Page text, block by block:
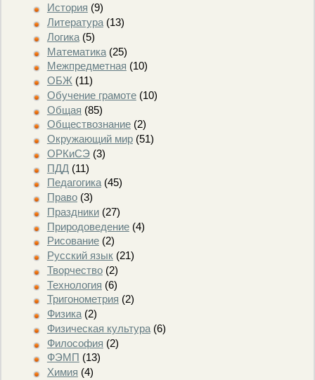
История (9)
Литература(13)
Логика(5)
Математика(25)
Межпредметная (10)
ОБЖ (11)
Обучение грамоте(10)
Общая (85)
Обществознание(2)
Окружающий мир(51)
ОРКиСЭ(3)
ПДД (11)
Педагогика(45)
Право(3)
Праздники(27)
Природоведение(4)
Рисование(2)
Русский язык(21)
Творчество(2)
Технология (6)
Тригонометрия (2)
Физика(2)
Физическая культура(6)
Философия (2)
ФЭМП (13)
Химия (4)